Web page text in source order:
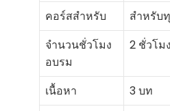
คอร์สสำหรับ
สำหรับ
จำนวนชั่วโมง
อบรม
2 ชั่วโมง
เนื้อหา
3 บท